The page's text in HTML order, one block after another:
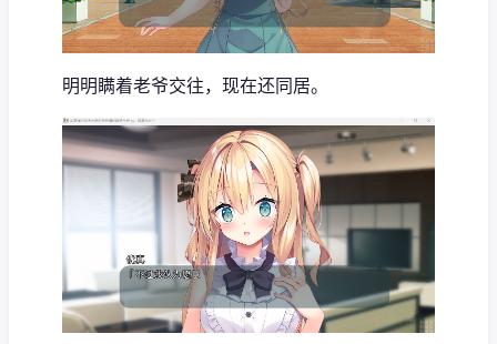
明明瞒着老爷交往，现在还同居。